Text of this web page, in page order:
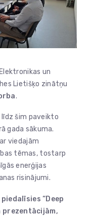
un
Lietišķo zinātņu
.
līdz šim paveikto
gada sākuma.
viedajām
tēmas, tostarp
enerģijas
risinājumi.
“Deep
prezentācijām,